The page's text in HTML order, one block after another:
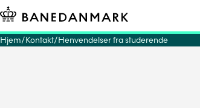
Hjem Kontakt Henvendelser fra studerende